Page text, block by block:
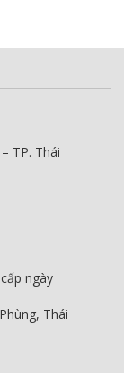
TP. Thái
ngày
Thái